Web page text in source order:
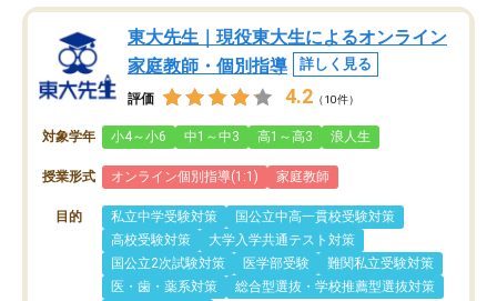
東大先生｜現役東大生によるオンライン
家庭教師・個別指導
詳しく見る
評価 4.2 （10件）
対象学年 小4～小6 中1～中3 高1～高3 浪人生
授業形式 オンライン個別指導(1:1) 家庭教師
目的 私立中学受験対策
国公立中高一貫校受験対策
高校受験対策
大学入学共通テスト対策
国公立2次試験対策
医学部受験
難関私立受験対策
医・歯・薬系対策
総合型選抜・学校推薦型選抜対策